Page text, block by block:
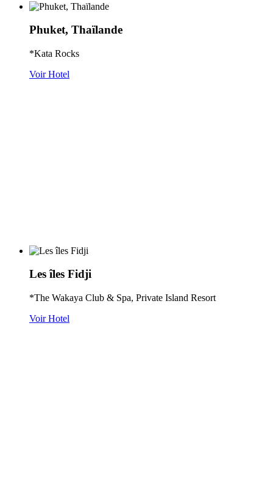
Phuket, Thaïlande
*Kata Rocks
Voir Hotel
Les îles Fidji
*The Wakaya Club & Spa, Private Island Resort
Voir Hotel